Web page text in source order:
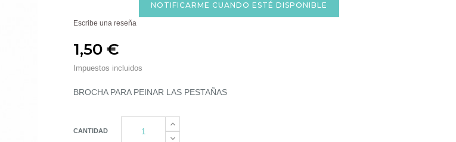
NOTIFICARME CUANDO ESTÉ DISPONIBLE
Escribe una reseña
1,50 €
Impuestos incluidos
BROCHA PARA PEINAR LAS PESTAÑAS
CANTIDAD